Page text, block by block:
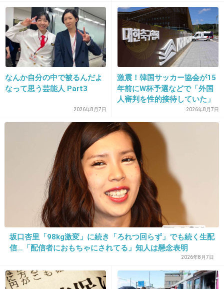
誹謗中傷だけなら自分が我慢すれば済むけど、
一般の友達にまで何かされるのは困るよね…
ここまでやるってもうストーカーみたいなもん
だな。
+37 -0
サングラスのイメージしかない
出典：faraway.air-nifty.com
+40
30. 匿名 2013/07/17(水) 21:47:49
ケミストリーってなんで今あんまり活動してな
+25 -0
グマ出没に備え「安全装置」
外した状態で腰に装着＿女子
高校生はトムラウシ山からヘ
リ搬送され手当
なんか自分の中で被るんだよ
なって思う芸能人 Part3
2026年8月7日
激震！韓国サッカー協会が15
年前にW杯予選などで「外国
人審判を性的接待していた」
疑惑のスキャンダルが発覚！
7試合20人が対象で日本人審
判が含まれていたとの指摘
も…
2026年8月7日
坂口杏里「98kg激変」に続き「ろれつ回らず」でも続く生配
信…「配信者におもちゃにされてる」知人は懸念表明
2026年8月7日